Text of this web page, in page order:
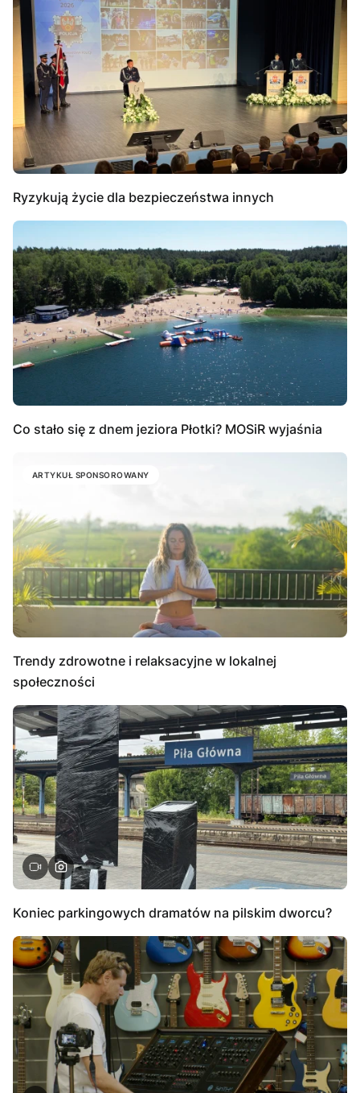
Ryzykują życie dla bezpieczeństwa innych
Co stało się z dnem jeziora Płotki? MOSiR wyjaśnia
ARTYKUŁ SPONSOROWANY
Trendy zdrowotne i relaksacyjne w lokalnej
społeczności
Koniec parkingowych dramatów na pilskim dworcu?